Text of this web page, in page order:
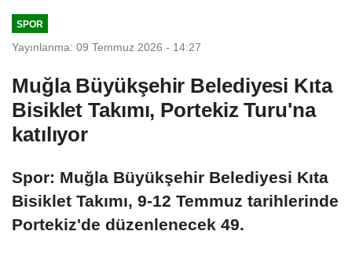
SPOR
Yayınlanma: 09 Temmuz 2026 - 14:27
Muğla Büyükşehir Belediyesi Kıta
Bisiklet Takımı, Portekiz Turu'na
katılıyor
Spor: Muğla Büyükşehir Belediyesi Kıta
Bisiklet Takımı, 9-12 Temmuz tarihlerinde
Portekiz'de düzenlenecek 49.